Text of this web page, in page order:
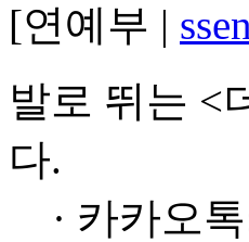
[연예부 |
발로 뛰는 <
다.
· 카카오